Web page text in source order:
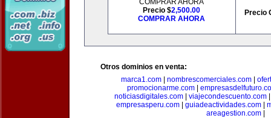
COMPRAR AHORA
Precio $2,500.00
COMPRAR AHORA
Precio
Otros dominios en venta:
marca1.com| nombrescomerciales.com|
promocionarme.com|
noticiasdigitales.com| viajecondescuento.com
empresasperu.com| guiadeactividades.com|
areagestion.com|